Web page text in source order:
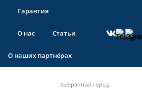
Гарантия
О нас Статьи
О наших партнёрах
выбранный город